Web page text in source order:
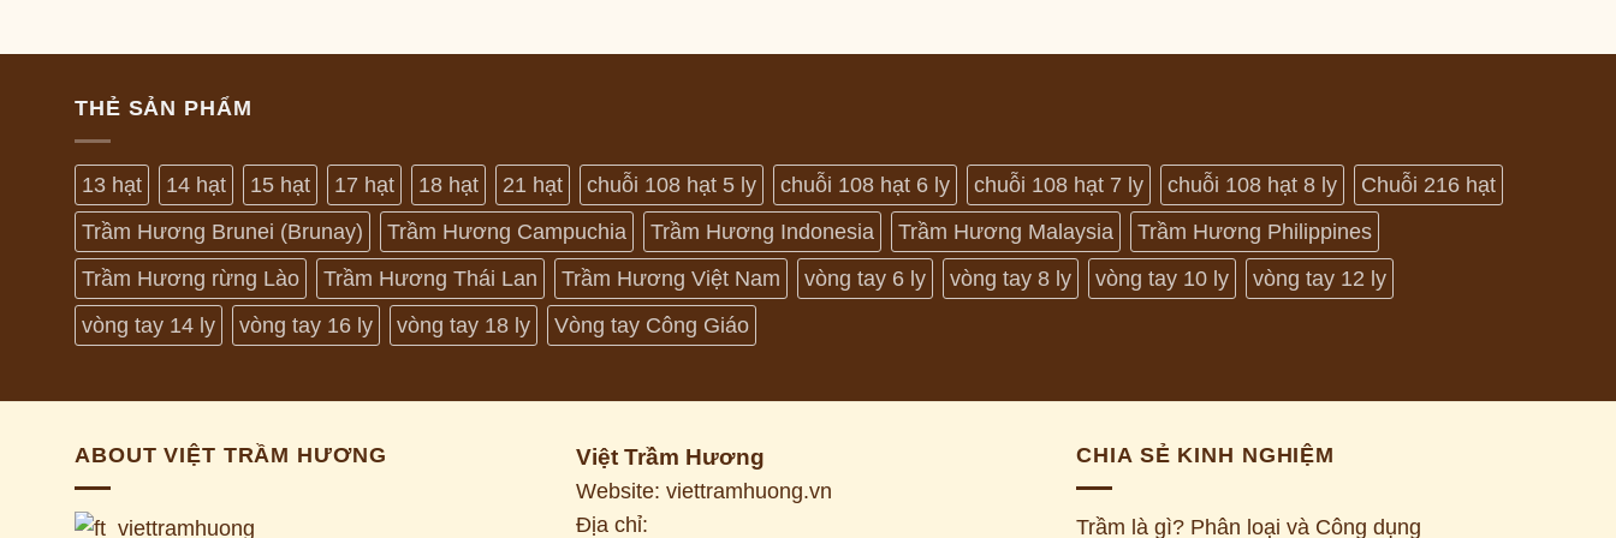
THẺ SẢN PHẨM
13 hạt 14 hạt 15 hạt 17 hạt 18 hạt 21 hạt chuỗi 108 hạt 5 ly chuỗi 108 hạt 6 ly chuỗi 108 hạt 7 ly chuỗi 108 hạt 8 ly
Chuỗi 216 hạt
Trầm Hương Brunei (Brunay)
Trầm Hương Campuchia Trầm Hương Indonesia Trầm Hương Malaysia
Trầm Hương Philippines
Trầm Hương rừng Lào
Trầm Hương Thái Lan Trầm Hương Việt Nam vòng tay 6 ly vòng tay 8 ly vòng tay 10 ly
vòng tay 12 ly
vòng tay 14 ly
vòng tay 16 ly vòng tay 18 ly Vòng tay Công Giáo
ABOUT VIỆT TRẦM HƯƠNG Việt Trầm Hương
Website: viettramhuong.vn
Địa chỉ:
CHIA SẺ KINH NGHIỆM
Trầm là gì? Phân loại và Công dụng